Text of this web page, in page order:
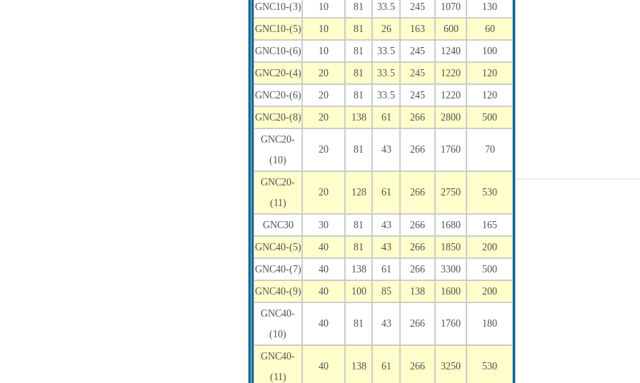
GNC10-(3) 10 81 33.5 245 1070 130
GNC10-(5) 10 81 26 163 600 60
GNC10-(6) 10 81 33.5 245 1240 100
GNC20-(4) 20 81 33.5 245 1220 120
GNC20-(6) 20 81 33.5 245 1220 120
GNC20-(8) 20 138 61 266 2800 500
GNC20-
(10)
20 81 43 266 1760 70
GNC20-
(11)
20 128 61 266 2750 530
GNC30 30 81 43 266 1680 165
GNC40-(5) 40 81 43 266 1850 200
GNC40-(7) 40 138 61 266 3300 500
GNC40-(9) 40 100 85 138 1600 200
GNC40-
(10)
40 81 43 266 1760 180
GNC40-
(11)
40 138 61 266 3250 530